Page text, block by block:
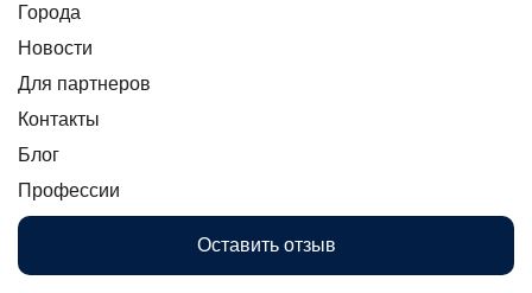
Города
Новости
Для партнеров
Контакты
Блог
Профессии
Оставить отзыв